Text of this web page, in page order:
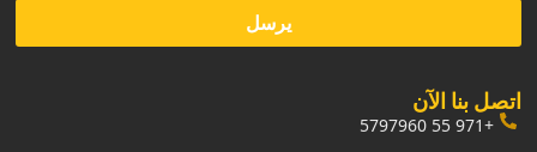
يرسل
‏اتصل بنا الآن‏
+971 55 5797960